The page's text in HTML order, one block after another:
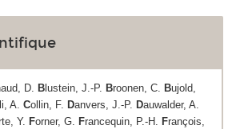
D. Blustein, J.-P. Broonen, C. Bujold,
A. Collin, F. Danvers, J.-P. Dauwalder, A.
Y. Forner, G. Francequin, P.-H. François,